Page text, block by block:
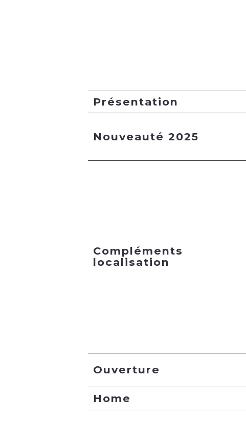
Présentation
Nouveauté 2025
Compléments
localisation
Ouverture
Home